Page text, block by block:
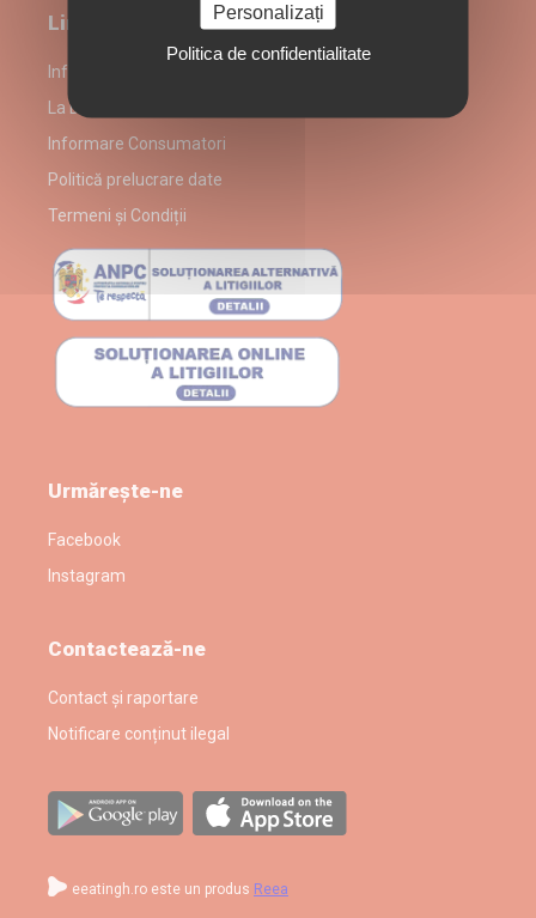
Link-uri utile
Informații despre partenerul La Diavolo Home Delivery
La Diavolo Home Delivery alergeni
Informare Consumatori
Politică prelucrare date
Termeni și Condiții
Urmărește-ne
Facebook
Instagram
Contactează-ne
Contact și raportare
Notificare conținut ilegal
eeatingh.ro este un produs Reea
Personalizați
Politica de confidentialitate